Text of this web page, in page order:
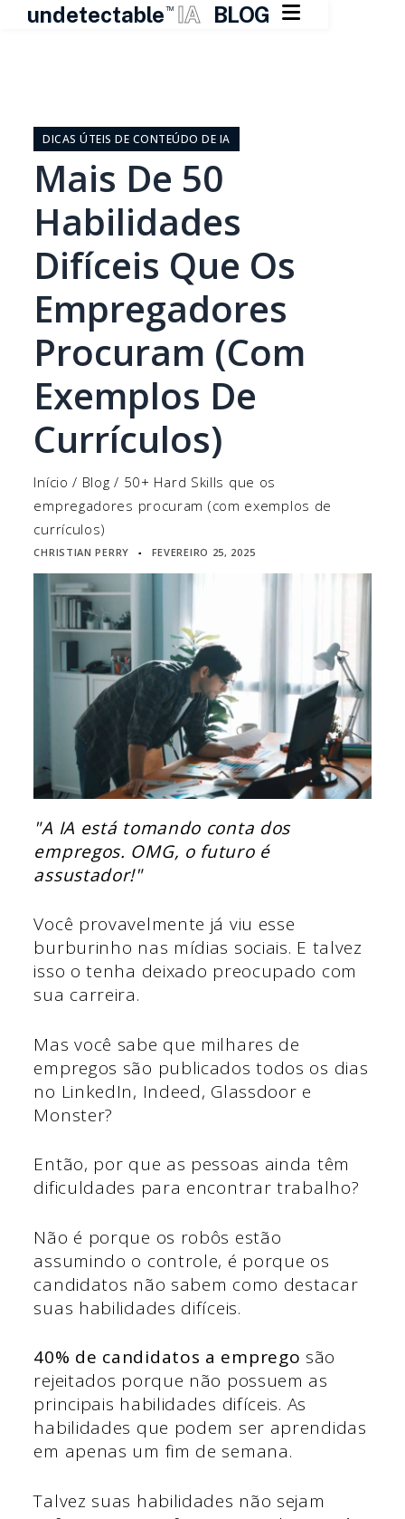
undetectable TM IA BLOG 
conteúdo
DICAS ÚTEIS DE CONTEÚDO DE IA
Mais De 50
Habilidades
Difíceis Que Os
Empregadores
Procuram (com
Exemplos De
Currículos)
Início / Blog / 50+ Hard Skills que os
empregadores procuram (com exemplos de
currículos)
CHRISTIAN PERRY ▪ FEVEREIRO 25, 2025
"A IA está tomando conta dos
empregos. OMG, o futuro é
assustador!"
Você provavelmente já viu esse
burburinho nas mídias sociais. E talvez
isso o tenha deixado preocupado com
sua carreira.
Mas você sabe que milhares de
empregos são publicados todos os dias
no LinkedIn, Indeed, Glassdoor e
Monster?
Então, por que as pessoas ainda têm
dificuldades para encontrar trabalho?
Não é porque os robôs estão
assumindo o controle, é porque os
candidatos não sabem como destacar
suas habilidades difíceis.
40% de candidatos a emprego são
rejeitados porque não possuem as
principais habilidades difíceis. As
habilidades que podem ser aprendidas
em apenas um fim de semana.
Talvez suas habilidades não sejam